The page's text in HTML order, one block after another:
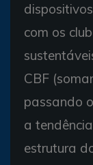
com os
CBF
passando
a
estrutura